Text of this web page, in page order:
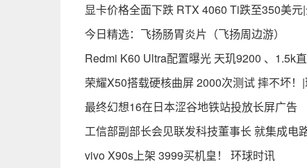
显卡价格全面下跌 RTX 4060 Ti跌至350美元
今日精选：飞扬肠胃炎片（飞扬周边游）
Redmi K60 Ultra配置曝光 天玑9200 、1.5k
荣耀X50搭载硬核曲屏 2000次测试 摔不坏！
最终幻想16在日本涩谷地铁站投放长屏广告
工信部副部长会见联发科技董事长 就集成电
vivo X90s上架 3999买机皇！ 环球时讯